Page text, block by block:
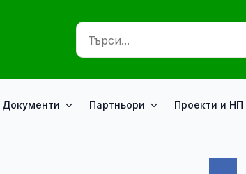
Документи Партньори Проекти и НП